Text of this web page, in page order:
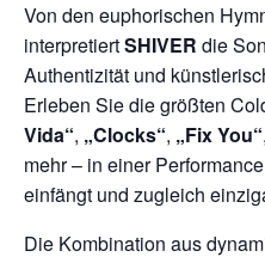
Von den euphorischen
interpretiertSHIVER die
Authentizität und
Erleben Sie die größten
Vida“, „Clocks“, „Fix You“,
mehr – in einer
einfängt und zugleich
Die Kombination aus